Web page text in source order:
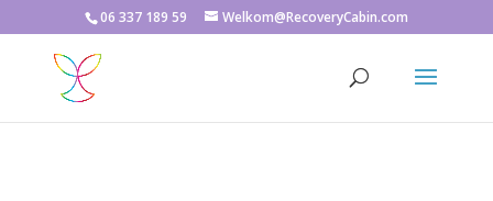
06 337 189 59 Welkom@RecoveryCabin.com